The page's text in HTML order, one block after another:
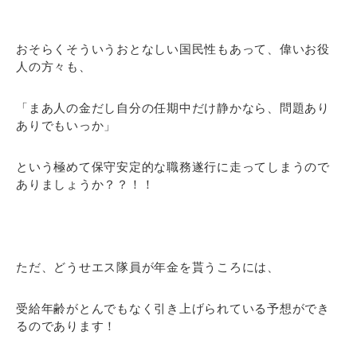
おそらくそういうおとなしい国民性もあって、偉いお役
人の方々も、
「まあ人の金だし自分の任期中だけ静かなら、問題あり
ありでもいっか」
という極めて保守安定的な職務遂行に走ってしまうので
ありましょうか？？！！
ただ、どうせエス隊員が年金を貰うころには、
受給年齢がとんでもなく引き上げられている予想ができ
るのであります！